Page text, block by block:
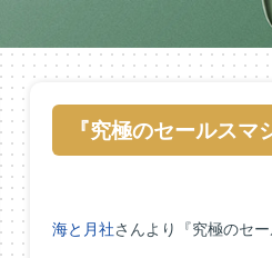
『究極のセールスマ
海と月社さんより『究極のセ